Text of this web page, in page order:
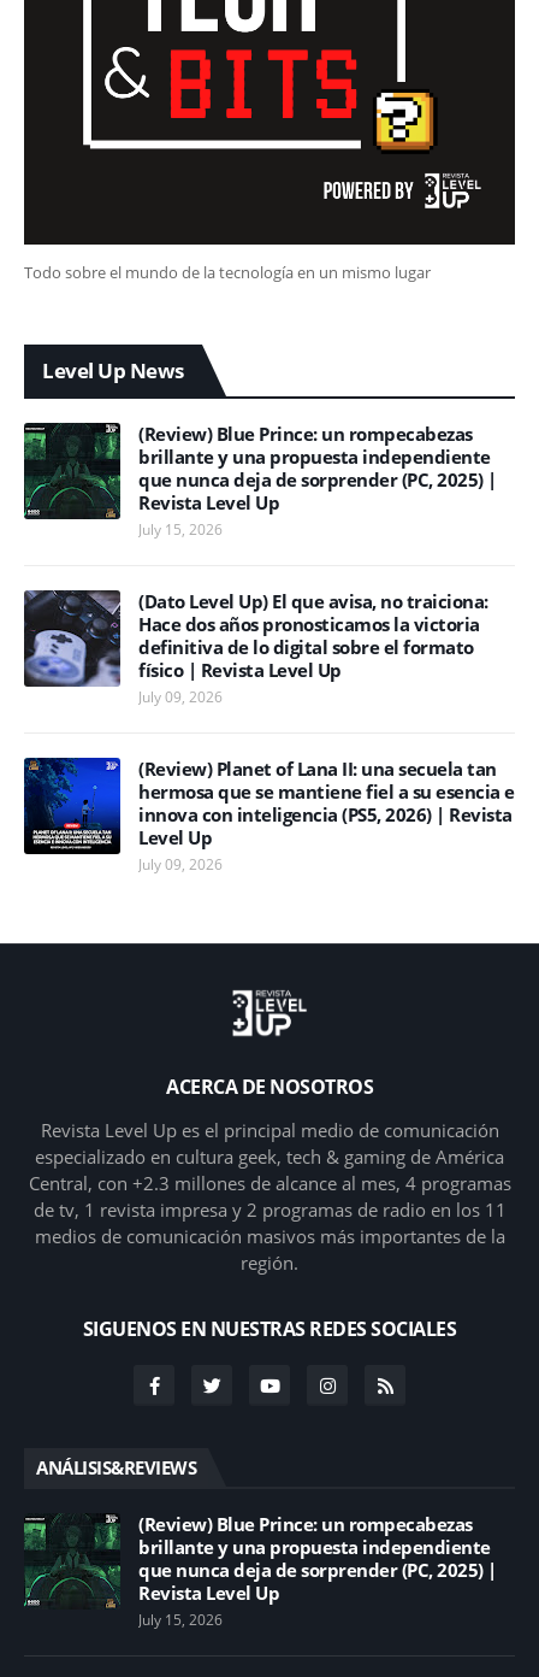
Todo sobre el mundo de la tecnología en un mismo lugar
Level Up News
(Review) Blue Prince: un rompecabezas
brillante y una propuesta independiente
que nunca deja de sorprender (PC, 2025) |
Revista Level Up
July 15, 2026
(Dato Level Up) El que avisa, no traiciona:
Hace dos años pronosticamos la victoria
definitiva de lo digital sobre el formato
físico | Revista Level Up
July 09, 2026
(Review) Planet of Lana II: una secuela tan
hermosa que se mantiene fiel a su esencia e
innova con inteligencia (PS5, 2026) | Revista
Level Up
July 09, 2026
ACERCA DE NOSOTROS
Revista Level Up es el principal medio de comunicación
especializado en cultura geek, tech & gaming de América
Central, con +2.3 millones de alcance al mes, 4 programas
de tv, 1 revista impresa y 2 programas de radio en los 11
medios de comunicación masivos más importantes de la
región.
SIGUENOS EN NUESTRAS REDES SOCIALES
ANÁLISIS&REVIEWS
(Review) Blue Prince: un rompecabezas
brillante y una propuesta independiente
que nunca deja de sorprender (PC, 2025) |
Revista Level Up
July 15, 2026